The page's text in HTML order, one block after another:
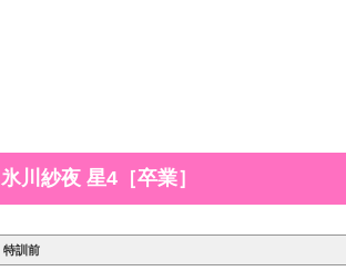
氷川紗夜 星4［卒業］
特訓前